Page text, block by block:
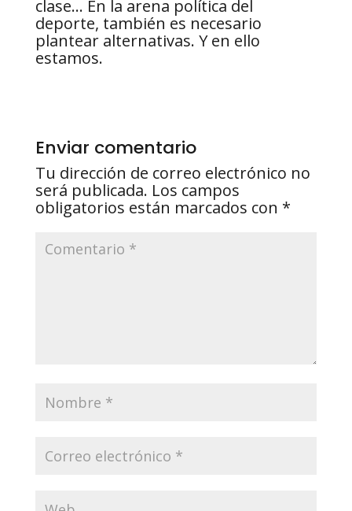
clase… En la arena política del
deporte, también es necesario
plantear alternativas. Y en ello
estamos.
Enviar comentario
Tu dirección de correo electrónico no
será publicada. Los campos
obligatorios están marcados con *